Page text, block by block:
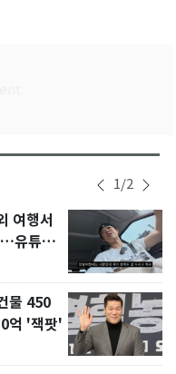
1/2
여행서
유튜브
물 450
억 '잭팟'